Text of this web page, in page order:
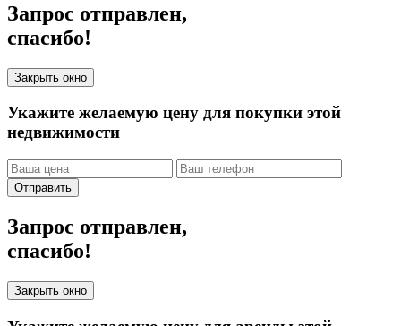
Запрос отправлен,
спасибо!
Закрыть окно
Укажите желаемую цену для покупки этой
недвижимости
Отправить
Запрос отправлен,
спасибо!
Закрыть окно